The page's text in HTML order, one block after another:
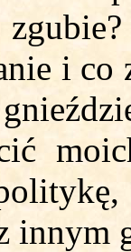
i co
innym